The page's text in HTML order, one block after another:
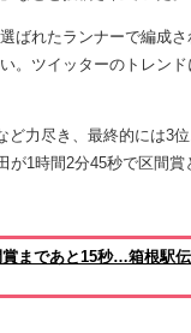
れたランナーで編成
。ツイッターのトレン
力尽き、最終的には3
1時間2分45秒で区間賞
賞まであと15秒…箱根駅